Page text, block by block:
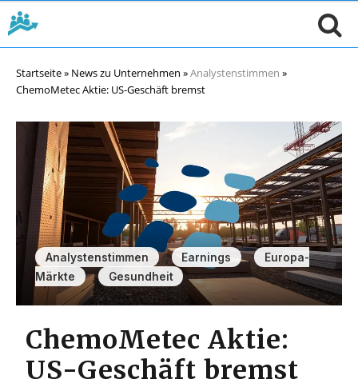
Startseite» News zu Unternehmen »Analystenstimmen »
ChemoMetec Aktie: US-Geschäft bremst
Analystenstimmen , Earnings ,
Europa-
Märkte
, Gesundheit
ChemoMetec Aktie:
US-Geschäft bremst